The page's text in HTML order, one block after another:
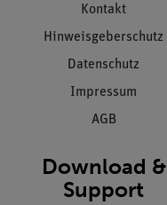
Kontakt
Hinweisgeberschutz
Datenschutz
Impressum
AGB
Download &
Support